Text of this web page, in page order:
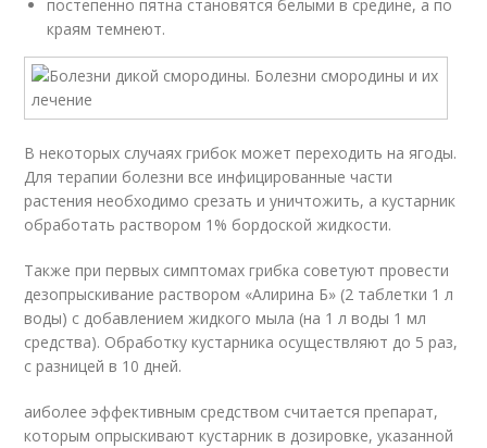
постепенно пятна становятся белыми в средине, а по
краям темнеют.
В некоторых случаях грибок может переходить на ягоды.
Для терапии болезни все инфицированные части
растения необходимо срезать и уничтожить, а кустарник
обработать раствором 1% бордоской жидкости.
Также при первых симптомах грибка советуют провести
дезопрыскивание раствором «Алирина Б» (2 таблетки 1 л
воды) с добавлением жидкого мыла (на 1 л воды 1 мл
средства). Обработку кустарника осуществляют до 5 раз,
с разницей в 10 дней.
аиболее эффективным средством считается препарат,
которым опрыскивают кустарник в дозировке, указанной